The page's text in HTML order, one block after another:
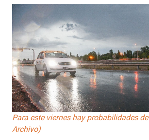
Para este viernes hay probabilidades
Archivo)